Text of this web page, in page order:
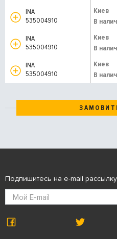
INA
535004910
Киев
В
INA
535004910
Киев
В
INA
535004910
Киев
В
Подпишитесь на e-mail рассылку